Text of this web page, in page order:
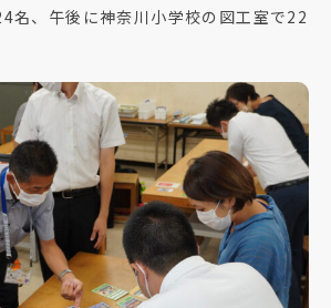
名、午後に神奈川小学校の図工室で22